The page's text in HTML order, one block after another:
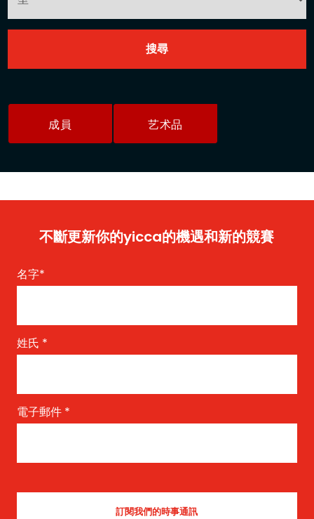
成員 艺术品
不斷更新你的yicca的機遇和新的競賽
名字*
姓氏 *
電子郵件 *